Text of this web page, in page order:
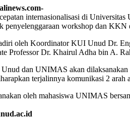
internasionalisasi di
penyelenggaraan workshop dan
oleh Koordinator KUI Unud Dr.
Professor Dr. Khairul Adha bin A.
Unud dan UNIMAS akan
terjalinnya komunikasi 2 arah
oleh mahasiswa UNIMAS